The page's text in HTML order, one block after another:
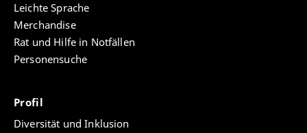
Leichte Sprache
Merchandise
Rat und Hilfe in Notfällen
Personensuche
Profil
Diversität und Inklusion